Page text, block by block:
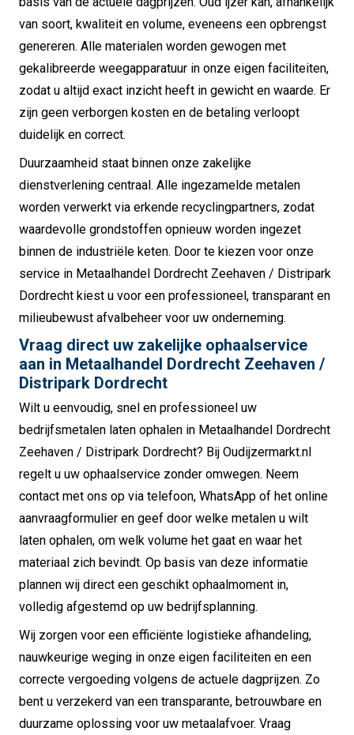
van soort, kwaliteit en volume, eveneens een opbrengst
genereren. Alle materialen worden gewogen met
gekalibreerde weegapparatuur in onze eigen faciliteiten,
zodat u altijd exact inzicht heeft in gewicht en waarde. Er
zijn geen verborgen kosten en de betaling verloopt
duidelijk en correct.
Duurzaamheid staat binnen onze zakelijke
dienstverlening centraal. Alle ingezamelde metalen
worden verwerkt via erkende recyclingpartners, zodat
waardevolle grondstoffen opnieuw worden ingezet
binnen de industriële keten. Door te kiezen voor onze
service in Metaalhandel Dordrecht Zeehaven / Distripark
Dordrecht kiest u voor een professioneel, transparant en
milieubewust afvalbeheer voor uw onderneming.
Vraag direct uw zakelijke ophaalservice
aan in Metaalhandel Dordrecht Zeehaven /
Distripark Dordrecht
Wilt u eenvoudig, snel en professioneel uw
bedrijfsmetalen laten ophalen in Metaalhandel Dordrecht
Zeehaven / Distripark Dordrecht? Bij Oudijzermarkt.nl
regelt u uw ophaalservice zonder omwegen. Neem
contact met ons op via telefoon, WhatsApp of het online
aanvraagformulier en geef door welke metalen u wilt
laten ophalen, om welk volume het gaat en waar het
materiaal zich bevindt. Op basis van deze informatie
plannen wij direct een geschikt ophaalmoment in,
volledig afgestemd op uw bedrijfsplanning.
Wij zorgen voor een efficiënte logistieke afhandeling,
nauwkeurige weging in onze eigen faciliteiten en een
correcte vergoeding volgens de actuele dagprijzen. Zo
bent u verzekerd van een transparante, betrouwbare en
duurzame oplossing voor uw metaalafvoer. Vraag